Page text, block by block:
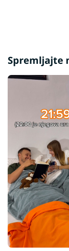
Spremljajte